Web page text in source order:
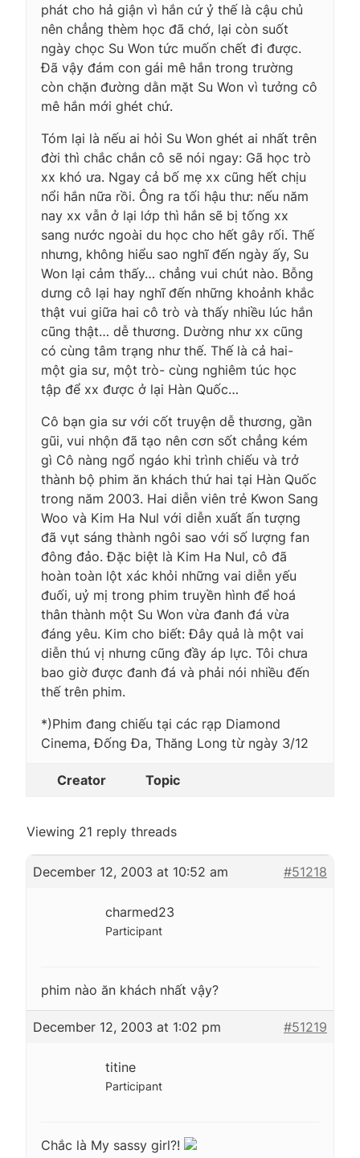
phát cho hả giận vì hắn cứ ỷ thế là cậu chủ
nên chẳng thèm học đã chớ, lại còn suốt
ngày chọc Su Won tức muốn chết đi được.
Đã vậy đám con gái mê hắn trong trường
còn chặn đường dằn mặt Su Won vì tưởng cô
mê hắn mới ghét chứ.
Tóm lại là nếu ai hỏi Su Won ghét ai nhất trên
đời thì chắc chắn cô sẽ nói ngay: Gã học trò
xx khó ưa. Ngay cả bố mẹ xx cũng hết chịu
nổi hắn nữa rồi. Ông ra tối hậu thư: nếu năm
nay xx vẫn ở lại lớp thì hắn sẽ bị tống xx
sang nước ngoài du học cho hết gây rối. Thế
nhưng, không hiểu sao nghĩ đến ngày ấy, Su
Won lại cảm thấy… chẳng vui chút nào. Bỗng
dưng cô lại hay nghĩ đến những khoảnh khắc
thật vui giữa hai cô trò và thấy nhiều lúc hắn
cũng thật… dễ thương. Dường như xx cũng
có cùng tâm trạng như thế. Thế là cả hai-
một gia sư, một trò- cùng nghiêm túc học
tập để xx được ở lại Hàn Quốc…
Cô bạn gia sư với cốt truyện dễ thương, gần
gũi, vui nhộn đã tạo nên cơn sốt chẳng kém
gì Cô nàng ngổ ngáo khi trình chiếu và trở
thành bộ phim ăn khách thứ hai tại Hàn Quốc
trong năm 2003. Hai diễn viên trẻ Kwon Sang
Woo và Kim Ha Nul với diễn xuất ấn tượng
đã vụt sáng thành ngôi sao với số lượng fan
đông đảo. Đặc biệt là Kim Ha Nul, cô đã
hoàn toàn lột xác khỏi những vai diễn yếu
đuối, uỷ mị trong phim truyền hình để hoá
thân thành một Su Won vừa đanh đá vừa
đáng yêu. Kim cho biết: Đây quả là một vai
diễn thú vị nhưng cũng đầy áp lực. Tôi chưa
bao giờ được đanh đá và phải nói nhiều đến
thế trên phim.
*)Phim đang chiếu tại các rạp Diamond
Cinema, Đống Đa, Thăng Long từ ngày 3/12
Creator Topic
Viewing 21 reply threads
December 12, 2003 at 10:52 am #51218
charmed23
Participant
phim nào ăn khách nhất vậy?
December 12, 2003 at 1:02 pm #51219
titine
Participant
Chắc là My sassy girl?!